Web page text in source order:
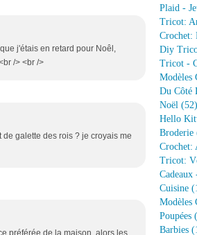
j'étais en retard pour Noêl,
/> <br />
galette des rois ? je croyais me
préférée de la maison, alors les
Plaid -
Tricot:
Crochet:
Diy
Tricot -
Modèles
Du Côté
Noël (52)
Hello
Broderie
Crochet:
Tricot:
Cadeaux
Cuisine
Modèles
Poupées
Barbies